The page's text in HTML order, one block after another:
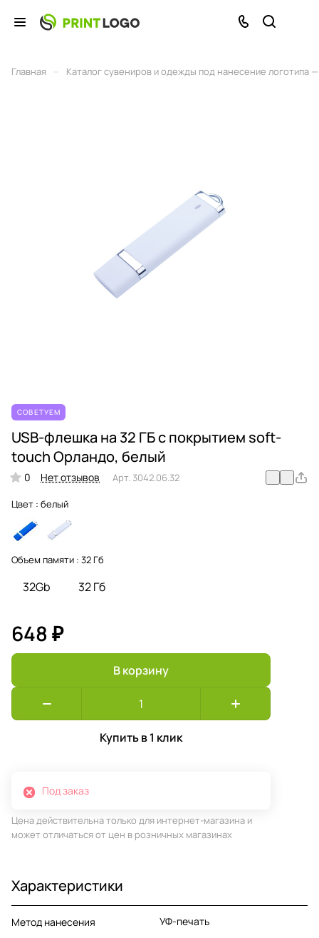
Главная Каталог сувениров и одежды под нанесение логотипа
СОВЕТУЕМ
USB-флешка на 32 ГБ с покрытием soft-
touch Орландо, белый
0 Нет отзывов Арт. 3042.06.32
Цвет : белый
Объем памяти : 32 Гб
32Gb 32 Гб
648 ₽
В корзину
Купить в 1 клик
Под заказ
Цена действительна только для интернет-магазина и
может отличаться от цен в розничных магазинах
Характеристики
Метод нанесения УФ-печать